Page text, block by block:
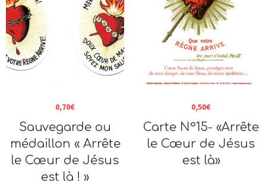
Sauvegarde ou
médaillon « Arrête
le Cœur de Jésus
est là ! »
0,70€
Carte N°15- «Arrête
le Cœur de Jésus
est là»
0,50€